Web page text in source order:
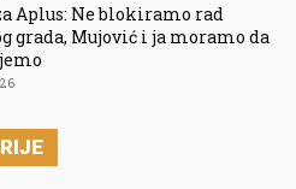
Aplus: Ne blokiramo rad
grada, Mujović i ja moramo da